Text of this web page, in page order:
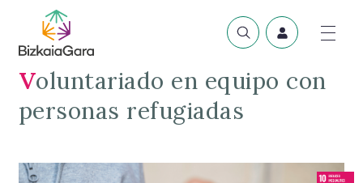
Voluntariado en equipo con
personas refugiadas